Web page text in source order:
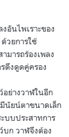
อันไพเราะของ
วยการใช้
มารถร้องเพลง
ดึงดูดคู่ครอง
อย่างวาฬในอีก
นัยน์ตาขนาดเล็ก
บบประสาทการ
ก วาฬจึงต้อง